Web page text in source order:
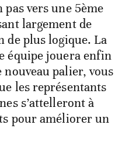
vers une 5ème
largement de
de plus logique. La
équipe jouera enfin
palier, vous
les représentants
s’attelleront à
pour améliorer un